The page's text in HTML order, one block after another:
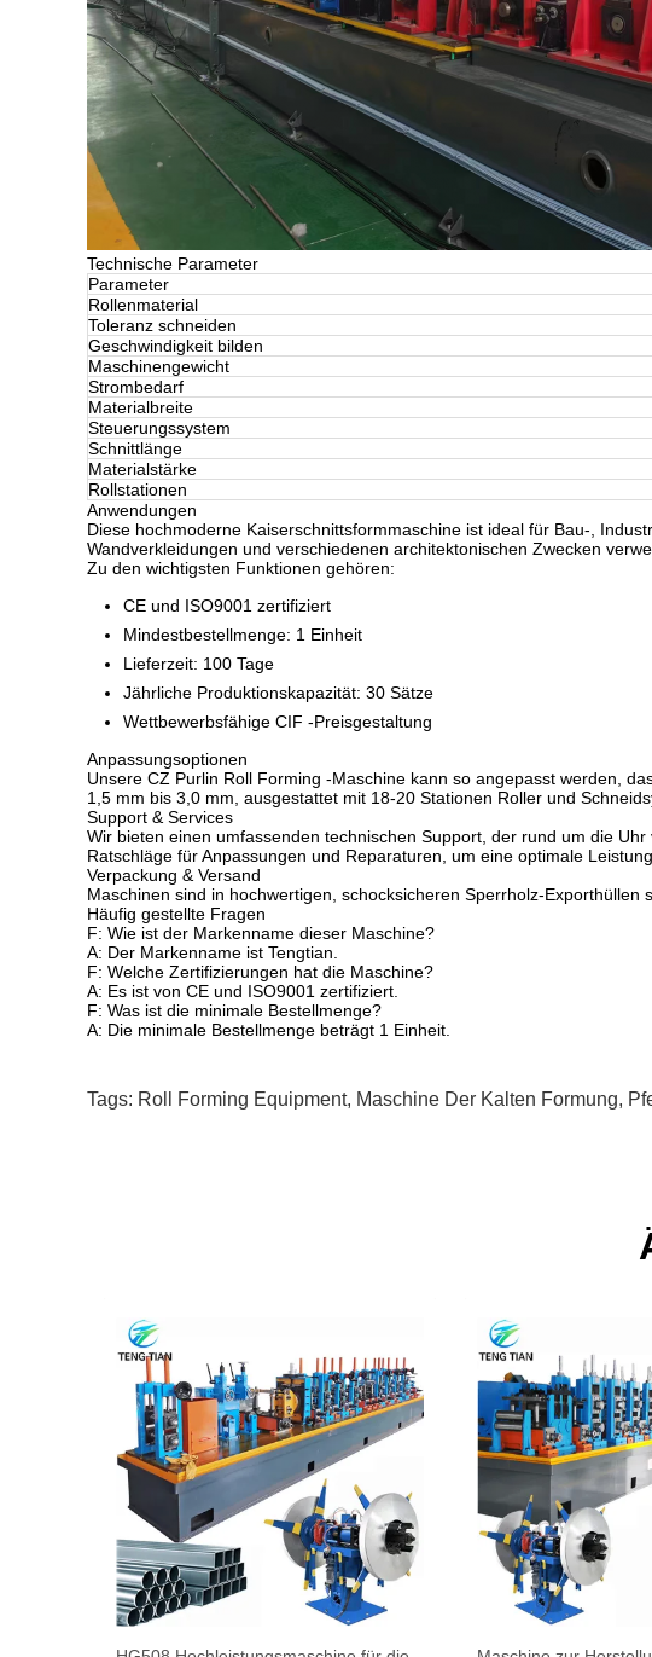
Technische Parameter
Parameter
Rollenmaterial
Toleranz schneiden
Geschwindigkeit bilden
Maschinengewicht
Strombedarf
Materialbreite
Steuerungssystem
Schnittlänge
Materialstärke
Rollstationen
Anwendungen
Diese hochmoderne Kaiserschnittsformmaschine ist ideal für Bau-,
Wandverkleidungen und verschiedenen architektonischen Zwecken
Zu den wichtigsten Funktionen gehören:
CE und ISO9001 zertifiziert
Mindestbestellmenge: 1 Einheit
Lieferzeit: 100 Tage
Jährliche Produktionskapazität: 30 Sätze
Wettbewerbsfähige CIF -Preisgestaltung
Anpassungsoptionen
Unsere CZ Purlin Roll Forming -Maschine kann so angepasst werden,
1,5 mm bis 3,0 mm, ausgestattet mit 18-20 Stationen Roller und
Support & Services
Wir bieten einen umfassenden technischen Support, der rund um die
Ratschläge für Anpassungen und Reparaturen, um eine optimale
Verpackung & Versand
Maschinen sind in hochwertigen, schocksicheren Sperrholz-
Häufig gestellte Fragen
F: Wie ist der Markenname dieser Maschine?
A: Der Markenname ist Tengtian.
F: Welche Zertifizierungen hat die Maschine?
A: Es ist von CE und ISO9001 zertifiziert.
F: Was ist die minimale Bestellmenge?
A: Die minimale Bestellmenge beträgt 1 Einheit.
Tags: Roll Forming Equipment, Maschine Der Kalten Formung,